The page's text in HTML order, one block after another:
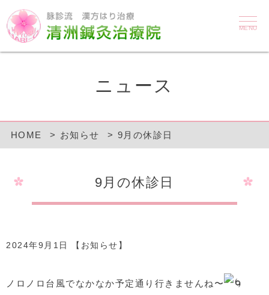
MENU
ニュース
HOME お知らせ 9月の休診日
9月の休診日
2024年9月1日 【 お知らせ 】
ノロノロ台風でなかなか予定通り行きませんね〜